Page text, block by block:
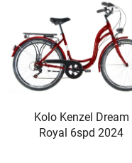
Kolo Kenzel Dream
Royal 6spd 2024